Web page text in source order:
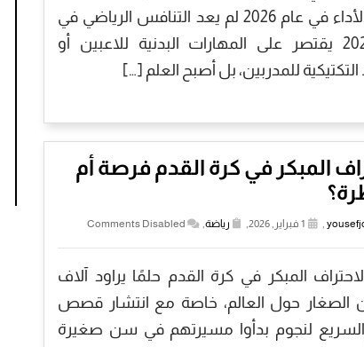
وثورة الأداء في عام 2026 لم يعد التنافس الرياضي في
عام 2026 يقتصر على المهارات البدنية للاعبين أو
للمدربين، بل أصبح العلم […]
المبكر في كرة القدم فرصة أم
, 1 فبراير, 2026, رياضة,
Comments Disabled
المبكر في كرة القدم حلمًا يراود آلاف
الصغار حول العالم، خاصة مع انتشار قصص
السريع لنجوم بدأوا مسيرتهم في سن صغيرة